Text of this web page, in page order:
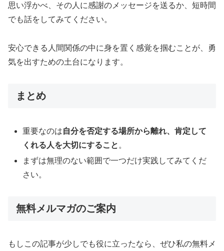
思い浮かべ、その人に感謝のメッセージを送るか、短時間
でも話をしてみてください。
安心できる人間関係の中に身を置く感覚を掴むことが、勇
気を出すための土台になります。
まとめ
重要なのは自分を否定する場所から離れ、肯定して
くれる人を大切にすること 。
まずは無理のない範囲で一つだけ実践してみてくだ
さい。
無料メルマガのご案内
もしこの記事が少しでも役に立ったなら、ぜひ私の無料メ